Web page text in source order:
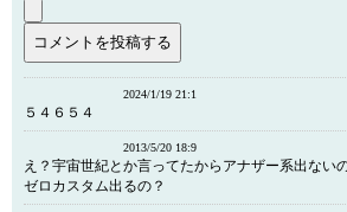
2024/1/19 21:1
５４６５４
2013/5/20 18:9
え？宇宙世紀とか言ってたからアナザー系出ない
ゼロカスタム出るの？